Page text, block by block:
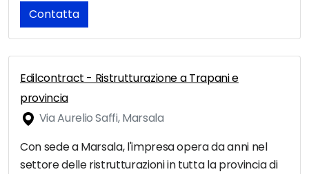
Contatta
Edilcontract - Ristrutturazione a Trapani e
provincia
Via Aurelio Saffi, Marsala
Con sede a Marsala, l'impresa opera da anni nel
settore delle ristrutturazioni in tutta la provincia di